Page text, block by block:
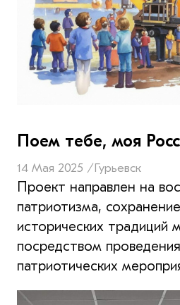
Поем тебе, моя
14 Мая 2025 /Гурьевск
Проект направлен на
патриотизма,
исторических традиций
посредством
патриотических